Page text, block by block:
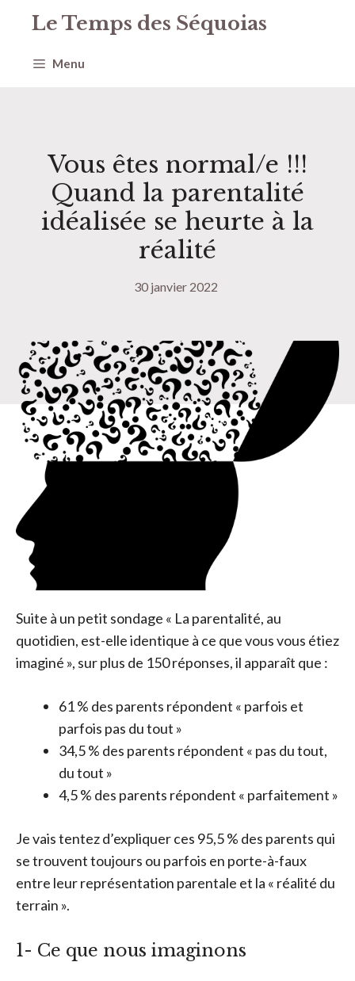
Le Temps des Séquoias
Menu
Vous êtes normal/e !!!
Quand la parentalité
idéalisée se heurte à la
réalité
30 janvier 2022
Suite à un petit sondage « La parentalité, au
quotidien, est-elle identique à ce que vous vous étiez
imaginé », sur plus de 150 réponses, il apparaît que :
61 % des parents répondent « parfois et
parfois pas du tout »
34,5 % des parents répondent « pas du tout,
du tout »
4,5 % des parents répondent « parfaitement »
Je vais tentez d’expliquer ces 95,5 % des parents qui
se trouvent toujours ou parfois en porte-à-faux
entre leur représentation parentale et la « réalité du
terrain ».
1- Ce que nous imaginons